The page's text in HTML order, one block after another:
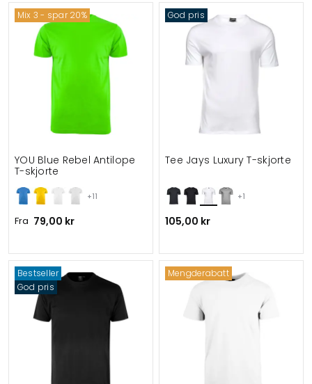
Mix 3 - spar 20%
+11
YOU Blue Rebel Antilope
T-skjorte
Fra 79,00 kr
God pris
+1
Tee Jays Luxury T-skjorte
105,00 kr
Bestseller
God pris
Mengderabatt